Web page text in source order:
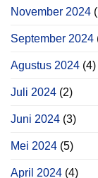
November 2024
September 2024
Agustus 2024 (4)
Juli 2024 (2)
Juni 2024 (3)
Mei 2024 (5)
April 2024 (4)